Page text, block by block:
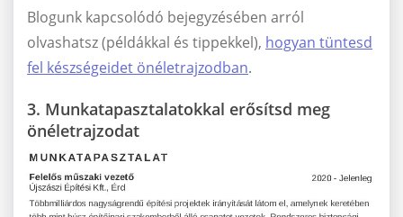
Blogunk kapcsolódó bejegyzésében arról
olvashatsz (példákkal és tippekkel), hogyan tüntesd
fel készségeidet önéletrajzodban.
3. Munkatapasztalatokkal erősítsd meg
önéletrajzodat